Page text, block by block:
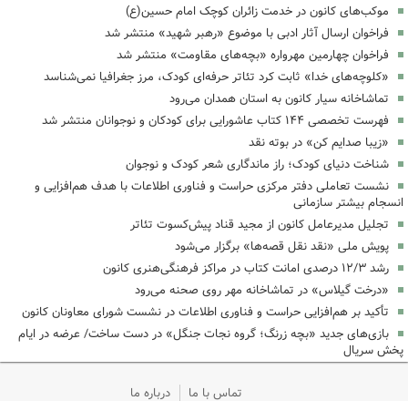
موکب‌های کانون در خدمت زائران کوچک امام حسین(ع)
فراخوان ارسال آثار ادبی با موضوع «رهبر شهید» منتشر شد
فراخوان چهارمین مهرواره «بچه‌های مقاومت» منتشر شد
«کلوچه‌های خدا» ثابت کرد تئاتر حرفه‌ای کودک، مرز جغرافیا نمی‌شناسد
تماشاخانه سیار کانون به استان همدان می‌رود
فهرست تخصصی ۱۴۴ کتاب عاشورایی برای کودکان و نوجوانان منتشر شد
«زیبا صدایم کن» در بوته نقد
شناخت دنیای کودک؛ راز ماندگاری شعر کودک و نوجوان
نشست تعاملی دفتر مرکزی حراست و فناوری اطلاعات با هدف هم‌افزایی و
انسجام بیشتر سازمانی
تجلیل مدیرعامل کانون از مجید قناد پیش‌کسوت تئاتر
پویش ملی «نقد نقل قصه‌ها» برگزار می‌شود
رشد ۱۲/۳ درصدی امانت کتاب در مراکز فرهنگی‌هنری کانون
«درخت گیلاس» در تماشاخانه مهر روی صحنه می‌رود
تأکید بر هم‌افزایی حراست و فناوری اطلاعات در نشست شورای معاونان کانون
بازی‌های جدید «بچه زرنگ؛ گروه نجات جنگل» در دست ساخت/ عرضه در ایام
پخش سریال
تماس با ما درباره ما